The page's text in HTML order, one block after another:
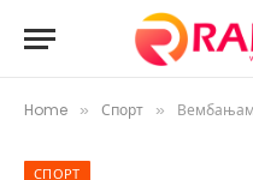
Home » Спорт » Вембањама
СПОРТ